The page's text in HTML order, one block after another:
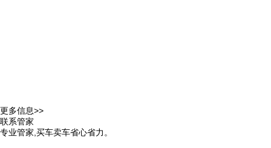
更多信息>>
联系管家
专业管家,买车卖车省心省力。